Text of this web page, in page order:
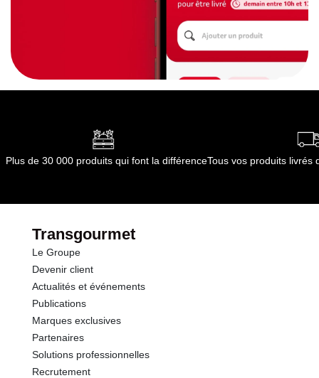
Plus de 30 000 produits qui font la différenceTous vos produits livrés
Transgourmet
Le Groupe
Devenir client
Actualités et événements
Publications
Marques exclusives
Partenaires
Solutions professionnelles
Recrutement